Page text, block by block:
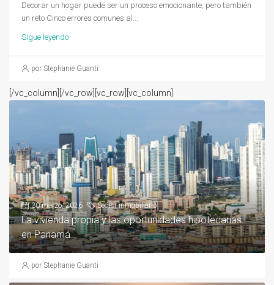
Decorar un hogar puede ser un proceso emocionante, pero también
un reto Cinco errores comunes al...
Sigue leyendo
por Stephanie Guanti
[/vc_column][/vc_row][vc_row][vc_column]
30 marzo, 2026 Sector inmobiliario
La vivienda propia y las oportunidades hipotecarias
en Panamá
por Stephanie Guanti